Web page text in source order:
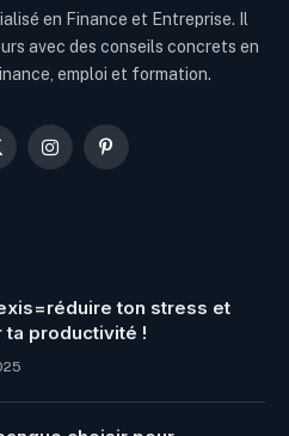
en Finance et Entreprise. Il
avec des conseils concrets en
emploi et formation.
InstagramPinterest
ton stress et
ta productivité !